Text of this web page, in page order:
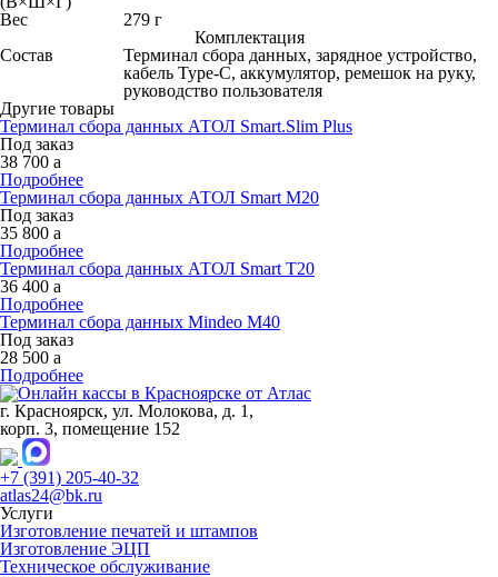
Вес
279 г
Комплектация
Состав
Терминал сбора данных, зарядное устройство,
кабель Type‑C, аккумулятор, ремешок на руку,
руководство пользователя
Другие товары
Терминал сбора данных АТОЛ Smart.Slim Plus
Под заказ
38 700 a
Подробнее
Терминал cбора данных АТОЛ Smart M20
Под заказ
35 800 a
Подробнее
Терминал cбора данных АТОЛ Smart T20
36 400 a
Подробнее
Терминал сбора данных Mindeo M40
Под заказ
28 500 a
Подробнее
г. Красноярск, ул. Молокова, д. 1,
корп. 3, помещение 152
+7 (391) 205-40-32
atlas24@bk.ru
Услуги
Изготовление печатей и штампов
Изготовление ЭЦП
Техническое обслуживание